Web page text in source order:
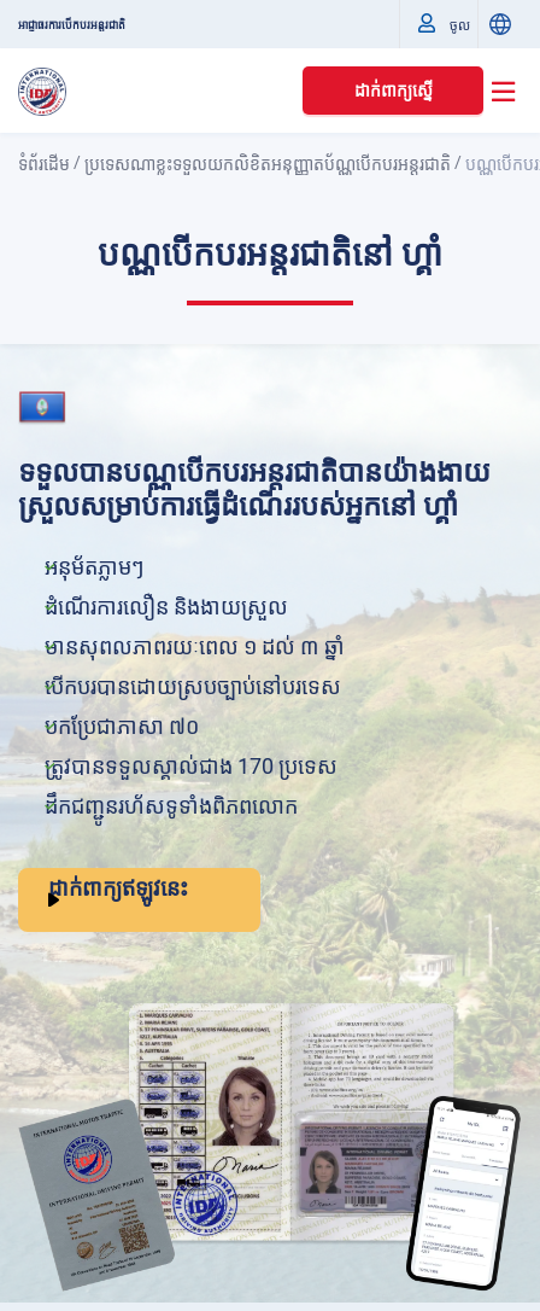
អាជ្ញាធរការបើកបរអន្តរជាតិ ចូល
ដាក់ពាក្យស្នើ
ទំព័រដើម /ប្រទេសណាខ្លះទទួលយកលិខិតអនុញ្ញាតប័ណ្ណបើកបរអន្តរជាតិ /បណ្ណបើកបរ
បណ្ណបើកបរអន្ដរជាតិ​នៅ ហ្គាំ
ទទួលបានបណ្ណបើកបរអន្ដរជាតិបានយ៉ាងងាយ
ស្រួលសម្រាប់ការធ្វើដំណើររបស់អ្នកនៅ ហ្គាំ
អនុម័តភ្លាមៗ
ដំណើរការលឿន និងងាយស្រួល
មានសុពលភាពរយៈពេល ១ ដល់ ៣ ឆ្នាំ
បើកបរបានដោយស្របច្បាប់នៅបរទេស
បកប្រែជាភាសា ៧០
ត្រូវបានទទួលស្គាល់ជាង 170 ប្រទេស
ដឹកជញ្ជូនរហ័សទូទាំងពិភពលោក
ដាក់ពាក្យឥឡូវនេះ